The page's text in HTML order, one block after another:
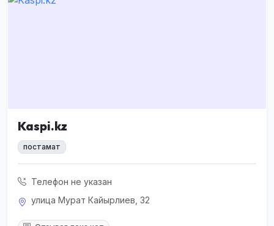
Kaspi.kz
постамат
Телефон не указан
улица Мурат Кайырлиев, 32